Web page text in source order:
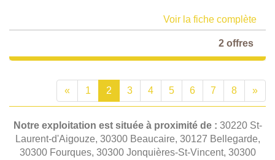
Voir la fiche complète
2 offres
« 1 2 3 4 5 6 7 8 »
Notre exploitation est située à proximité de : 30220 St-
Laurent-d'Aigouze, 30300 Beaucaire, 30127 Bellegarde,
30300 Fourques, 30300 Jonquières-St-Vincent, 30300